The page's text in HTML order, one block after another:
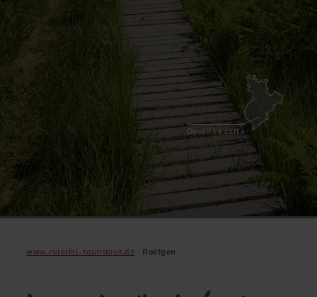
Ouvrir la carte
www.rureifel-tourismus.de Roetgen